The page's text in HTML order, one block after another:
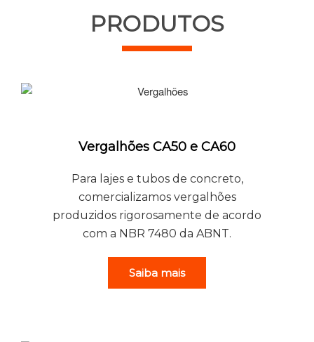
PRODUTOS
Vergalhões CA50 e CA60
Para lajes e tubos de concreto,
comercializamos vergalhões
produzidos rigorosamente de acordo
com a NBR 7480 da ABNT.
Saiba mais